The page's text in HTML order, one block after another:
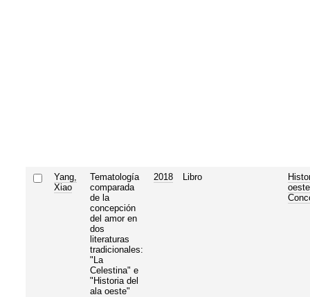
Yang,
Xiao
Tematología
comparada
de la
concepción
del amor en
dos
literaturas
tradicionales:
"La
Celestina" e
"Historia del
ala oeste"
2018 Libro
oeste